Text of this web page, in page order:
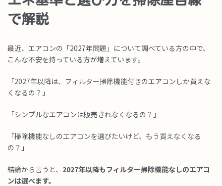
で解説
最近、エアコンの「2027年問題」について調べている方の中で、
こんな不安を持っている方が増えています。
「2027年以降は、フィルター掃除機能付きのエアコンしか買えな
くなるの？」
「シンプルなエアコンは販売されなくなるの？」
「掃除機能なしのエアコンを選びたいけど、もう買えなくなる
の？」
結論から言うと、 2027年以降もフィルター掃除機能なしのエアコ
ンは選べます。